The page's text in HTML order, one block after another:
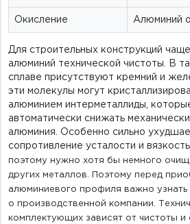
Окисление Алюминий
Для строительных конструкций
алюминий технической чистоты. В
сплаве присутствуют кремний и
эти молекулы могут
алюминием
интерметаллиды
,
автоматически снижать
алюминия.
Особенно сильно
сопротивление усталости и
поэтому нужно хотя бы немного
других металлов. Поэтому перед
алюминиевого профиля важно
о производственной компании.
комплектующих зависят от чистоты и